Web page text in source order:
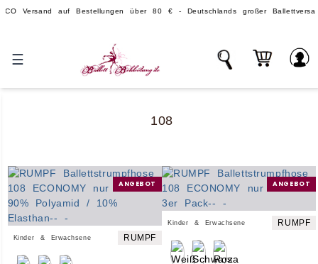
Versand auf Bestellungen über 80 € - Deutschlands großer Ballettversand.
☰
108
ANGEBOT
Kinder & Erwachsene RUMPF
ANGEBOT
Kinder & Erwachsene RUMPF